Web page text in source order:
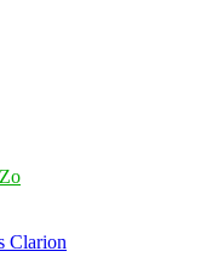
Clarion